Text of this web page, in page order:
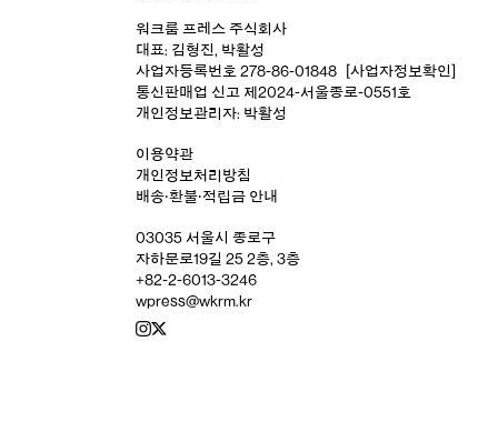
워크룸 프레스 주식회사
대표: 김형진, 박활성
사업자등록번호 278-86-01848
[사업자정보확인]
통신판매업 신고 제2024-서울종로-0551호
개인정보관리자: 박활성
이용약관
개인정보처리방침
배송‧환불‧적립금 안내
03035 서울시 종로구
자하문로19길 25 2층, 3층
+82-2-6013-3246
wpress@wkrm.kr